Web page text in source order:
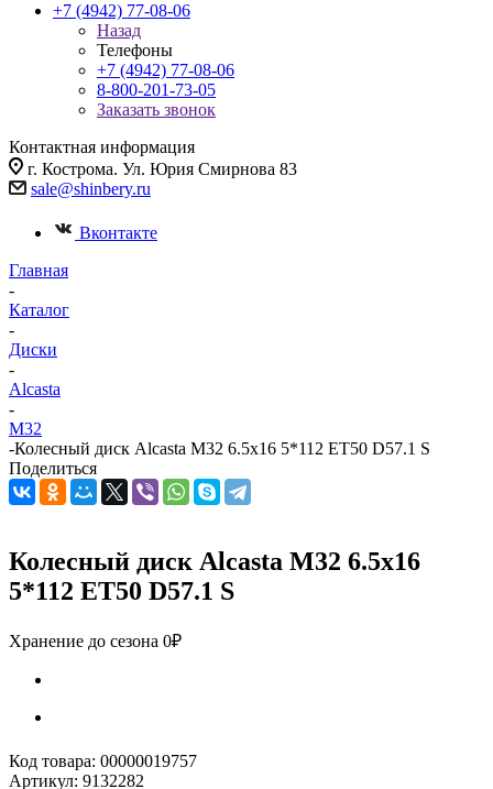
+7 (4942) 77-08-06
Назад
Телефоны
+7 (4942) 77-08-06
8-800-201-73-05
Заказать звонок
Контактная информация
г. Кострома. Ул. Юрия Смирнова 83
sale@shinbery.ru
Вконтакте
Главная
-
Каталог
-
Диски
-
Alcasta
-
M32
-Колесный диск Alcasta M32 6.5x16 5*112 ET50 D57.1 S
Поделиться
Колесный диск Alcasta M32 6.5x16
5*112 ET50 D57.1 S
Хранение до сезона 0₽
Код товара: 00000019757
Артикул: 9132282